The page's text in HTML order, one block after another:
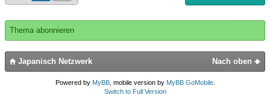
Thema abonnieren
Nach oben
Japanisch Netzwerk
Powered by MyBB, mobile version by MyBB GoMobile.
Switch to Full Version